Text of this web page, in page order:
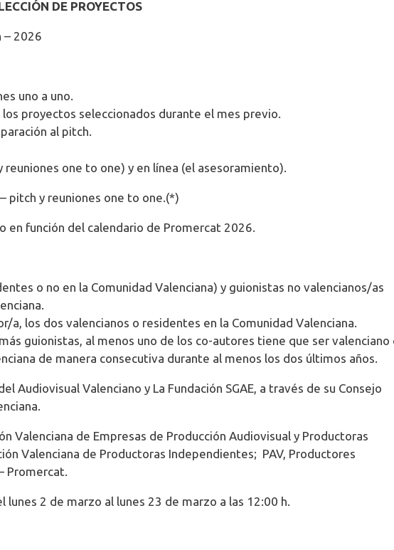
DE PROYECTOS
– 2026
uno a uno.
proyectos seleccionados durante el mes previo.
al pitch.
reuniones one to one) y en línea (el asesoramiento).
pitch y reuniones one to one.(*)
en función del calendario de Promercat 2026.
o no en la Comunidad Valenciana) y guionistas no valencianos/as
a, los dos valencianos o residentes en la Comunidad Valenciana.
guionistas, al menos uno de los co-autores tiene que ser valenciano
de manera consecutiva durante al menos los dos últimos años.
Audiovisual Valenciano y La Fundación SGAE, a través de su Consejo
Valenciana de Empresas de Producción Audiovisual y Productoras
Valenciana de Productoras Independientes; PAV, Productores
Promercat.
lunes 2 de marzo al lunes 23 de marzo a las 12:00 h.